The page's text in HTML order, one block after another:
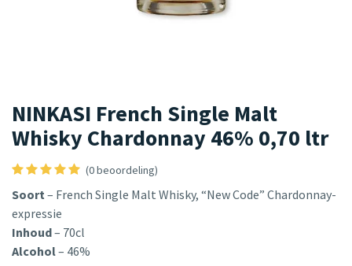
NINKASI French Single Malt
Whisky Chardonnay 46% 0,70 ltr
(0 beoordeling)
Soort– French Single Malt Whisky, “New Code” Chardonnay-
expressie
Inhoud– 70cl
Alcohol– 46%